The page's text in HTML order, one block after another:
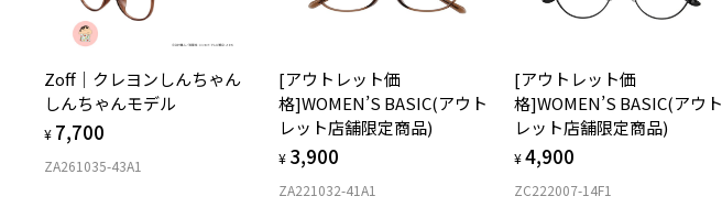
Zoff｜クレヨンしんちゃん
しんちゃんモデル
¥ 7,700
ZA261035-43A1
[アウトレット価
格]WOMEN’S BASIC(アウト
レット店舗限定商品)
¥ 3,900
ZA221032-41A1
[アウトレット価
格]WOMEN’S BASIC(アウト
レット店舗限定商品)
¥4,900
ZC222007-14F1